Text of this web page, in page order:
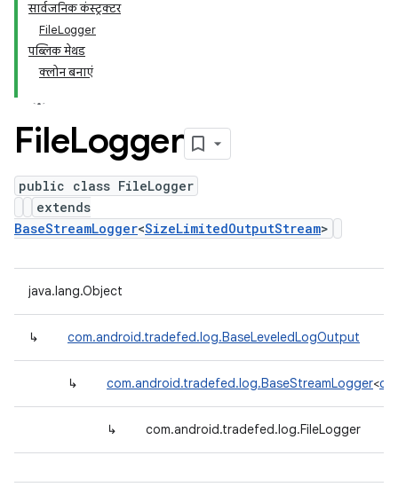
सार्वजनिक कंस्ट्रक्टर
FileLogger
पब्लिक मेथड
क्लोन बनाएं
FileLogger
public class FileLogger
extends
BaseStreamLogger<SizeLimitedOutputStream>
java.lang.Object
↳ com.android.tradefed.log.BaseLeveledLogOutput
↳ com.android.tradefed.log.BaseStreamLogger<
↳ com.android.tradefed.log.FileLogger